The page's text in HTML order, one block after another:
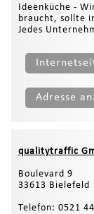
Ideenküche -
braucht, sollte
Jedes
Adresse
qualitytraffic
Boulevard 9
33613 Bielefeld
Telefon: 0521